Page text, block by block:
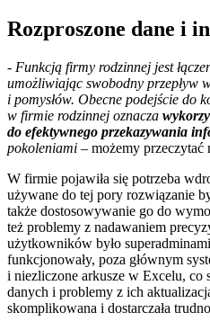
Rozproszone dane i
- Funkcją firmy rodzinnej jest
umożliwiając swobodny przepływ
i pomysłów. Obecne podejście do
w firmie rodzinnej oznacza
do efektywnego przekazywania
pokoleniami – możemy przeczytać
W firmie pojawiła się potrzeba
używane do tej pory rozwiązanie
także dostosowywanie go do
też problemy z nadawaniem
użytkowników było
funkcjonowały, poza głównym
i niezliczone arkusze w Excelu, co
danych i problemy z ich
skomplikowana i dostarczała